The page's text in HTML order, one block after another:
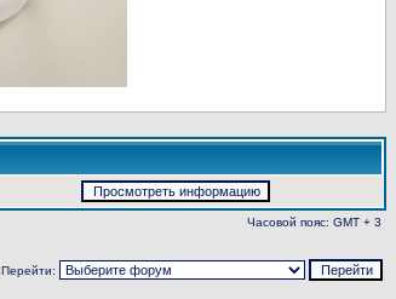
Часовой пояс: GMT + 3
Перейти: